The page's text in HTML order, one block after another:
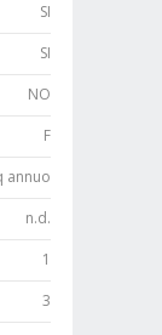
SI
SI
NO
F
annuo
n.d.
1
3